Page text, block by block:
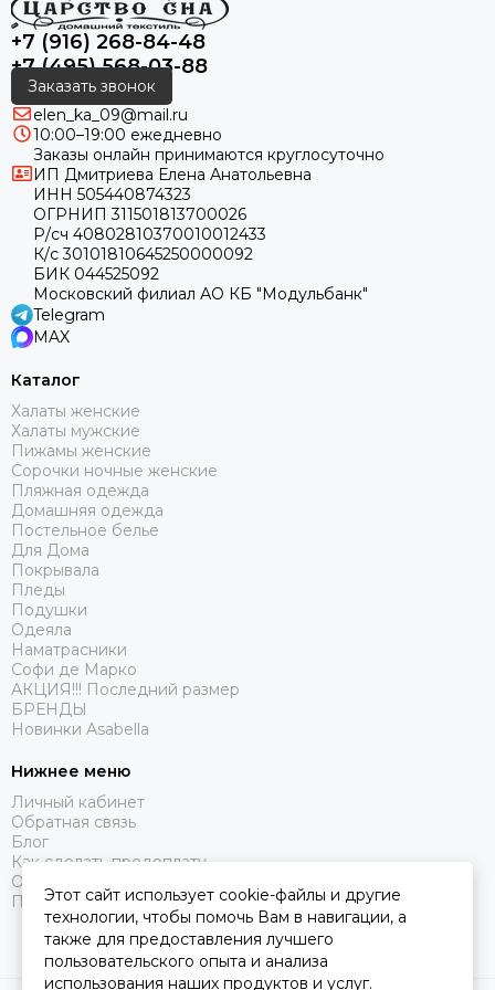
+7 (916) 268-84-48
+7 (495) 568-03-88
Заказать звонок
elen_ka_09@mail.ru
10:00–19:00 ежедневно
Заказы онлайн принимаются круглосуточно
ИП Дмитриева Елена Анатольевна
ИНН 505440874323
ОГРНИП 311501813700026
Р/сч 40802810370010012433
К/с 30101810645250000092
БИК 044525092
Московский филиал АО КБ "Модульбанк"
Telegram
MAX
Каталог
Халаты женские
Халаты мужские
Пижамы женские
Сорочки ночные женские
Пляжная одежда
Домашняя одежда
Постельное белье
Для Дома
Покрывала
Пледы
Подушки
Одеяла
Наматрасники
Софи де Марко
АКЦИЯ!!! Последний размер
БРЕНДЫ
Новинки Asabella
Нижнее меню
Личный кабинет
Обратная связь
Блог
Как сделать предоплату
Оферта
Политика конфиденциальности
Этот сайт использует cookie-файлы и другие
технологии, чтобы помочь Вам в навигации, а
также для предоставления лучшего
пользовательского опыта и анализа
использования наших продуктов и услуг.